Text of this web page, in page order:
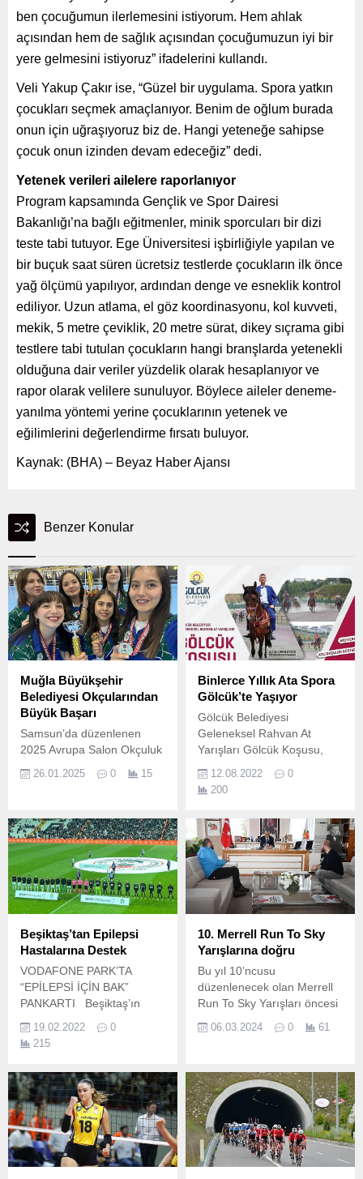
ben çocuğumun ilerlemesini istiyorum. Hem ahlak
açısından hem de sağlık açısından çocuğumuzun iyi bir
yere gelmesini istiyoruz” ifadelerini kullandı.
Veli Yakup Çakır ise, “Güzel bir uygulama. Spora yatkın
çocukları seçmek amaçlanıyor. Benim de oğlum burada
onun için uğraşıyoruz biz de. Hangi yeteneğe sahipse
çocuk onun izinden devam edeceğiz” dedi.
Yetenek verileri ailelere raporlanıyor
Program kapsamında Gençlik ve Spor Dairesi
Bakanlığı’na bağlı eğitmenler, minik sporcuları bir dizi
teste tabi tutuyor. Ege Üniversitesi işbirliğiyle yapılan ve
bir buçuk saat süren ücretsiz testlerde çocukların ilk önce
yağ ölçümü yapılıyor, ardından denge ve esneklik kontrol
ediliyor. Uzun atlama, el göz koordinasyonu, kol kuvveti,
mekik, 5 metre çeviklik, 20 metre sürat, dikey sıçrama gibi
testlere tabi tutulan çocukların hangi branşlarda yetenekli
olduğuna dair veriler yüzdelik olarak hesaplanıyor ve
rapor olarak velilere sunuluyor. Böylece aileler deneme-
yanılma yöntemi yerine çocuklarının yetenek ve
eğilimlerini değerlendirme fırsatı buluyor.
Kaynak: (BHA) – Beyaz Haber Ajansı
Benzer Konular
Muğla Büyükşehir
Belediyesi Okçularından
Büyük Başarı
Samsun’da düzenlenen
2025 Avrupa Salon Okçuluk
Muğla Büyükşehir
kategorilerinde üstün
performans sergileyerek
büyük bir gurur kaynağı
oldu.
26.01.2025 0 15
Binlerce Yıllık Ata Spora
Gölcük’te Yaşıyor
Gölcük Belediyesi
Geleneksel Rahvan At
Yarışları Gölcük Koşusu,
14 Ağustos Pazar günü bir
kez daha Gölcük’te bir
12.08.2022
0
200
Beşiktaş’tan Epilepsi
Hastalarına Destek
VODAFONE PARK’TA
“EPİLEPSİ İÇİN BAK”
PANKARTI Beşiktaş’ın
Süper Lig maçında
stadyumda “Epilepsi İçin
Beşiktaş Futbol Takımı,
Türk Epilepsi ile Savaş
Derneği'nin Epilepsi İçin Bak
farkındalık kampanyasına
destek verdi.
19.02.2022
0
215
10. Merrell Run To Sky
Yarışlarına doğru
Bu yıl 10’ncusu
düzenlenecek olan Merrell
Run To Sky Yarışları öncesi
Başkanı Polat Dede, Kemer
ziyaret ederek, yarışlar
hakkında bilgi verdi.
06.03.2024 0 61